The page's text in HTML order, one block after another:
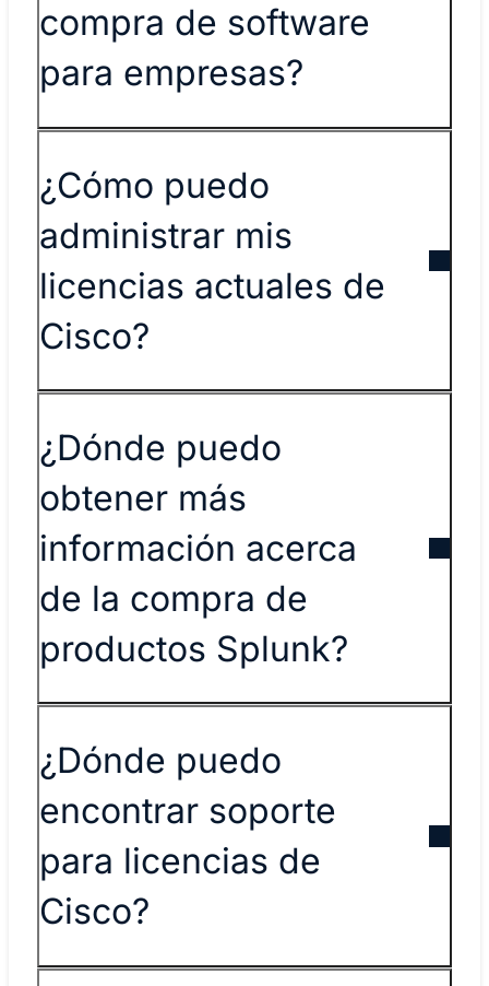
compra de software
para empresas?
¿Cómo puedo
administrar mis
licencias actuales de
Cisco?
¿Dónde puedo
obtener más
información acerca
de la compra de
productos Splunk?
¿Dónde puedo
encontrar soporte
para licencias de
Cisco?